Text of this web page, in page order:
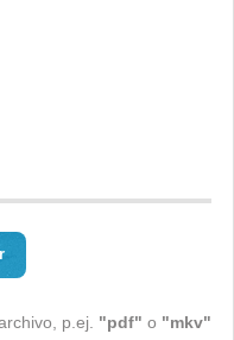
p.ej. "pdf" o "mkv"